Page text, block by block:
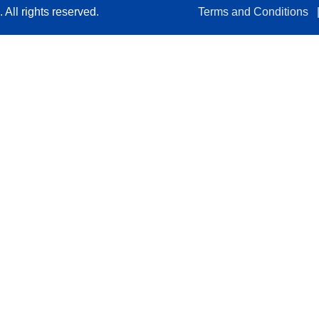
All rights reserved. Terms and Conditions